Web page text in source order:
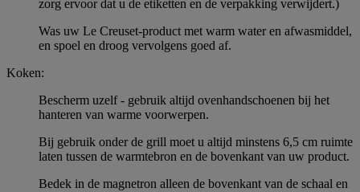
zorg ervoor dat u de etiketten en de verpakking verwijdert.)
Was uw Le Creuset-product met warm water en afwasmiddel,
en spoel en droog vervolgens goed af.
Koken:
Bescherm uzelf - gebruik altijd ovenhandschoenen bij het
hanteren van warme voorwerpen.
Bij gebruik onder de grill moet u altijd minstens 6,5 cm ruimte
laten tussen de warmtebron en de bovenkant van uw product.
Bedek in de magnetron alleen de bovenkant van de schaal en